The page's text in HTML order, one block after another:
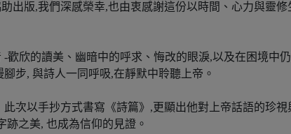
出版,我們深感榮幸,也由衷感謝這份以時間、心力與靈
欣的讀美、幽暗中的呼求、悔改的眼淚,以及在困境中
步, 與詩人一同呼吸,在靜默中聆聽上帝。
次以手抄方式書寫《詩篇》,更顯出他對上帝話語的珍視
之美, 也成為信仰的見證。